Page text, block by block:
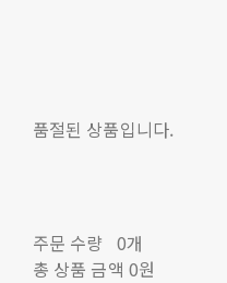
품절된 상품입니다.
주문 수량 0개
총 상품 금액 0원